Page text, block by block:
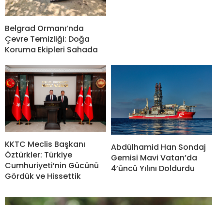
Belgrad Ormanı’nda
Çevre Temizliği: Doğa
Koruma Ekipleri Sahada
KKTC Meclis Başkanı
Öztürkler: Türkiye
Cumhuriyeti’nin Gücünü
Gördük ve Hissettik
Abdülhamid Han Sondaj
Gemisi Mavi Vatan’da
4’üncü Yılını Doldurdu